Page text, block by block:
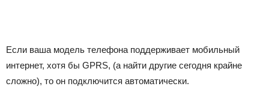
Если ваша модель телефона поддерживает мобильный
интернет, хотя бы GPRS, (а найти другие сегодня крайне
сложно), то он подключится автоматически.